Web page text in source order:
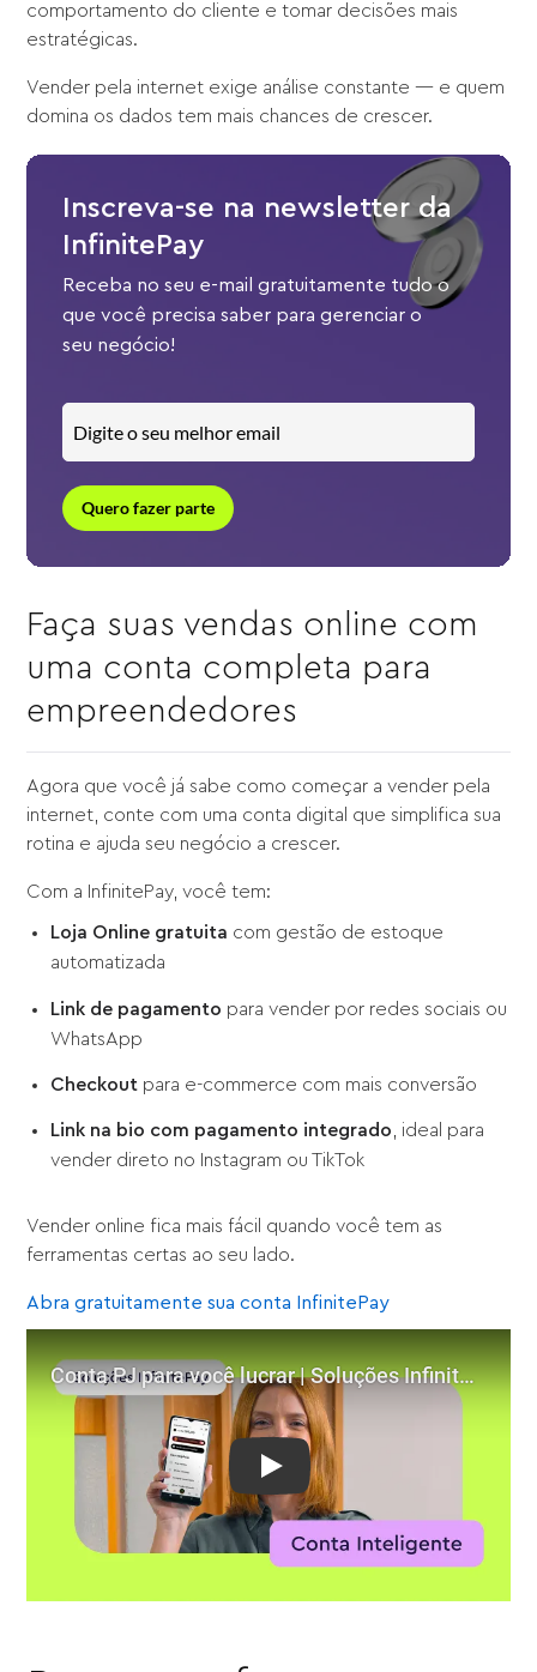
comportamento do cliente e tomar decisões mais
estratégicas.
Vender pela internet exige análise constante — e quem
domina os dados tem mais chances de crescer.
Inscreva-se na newsletter da
InfinitePay
Receba no seu e-mail gratuitamente tudo o
que você precisa saber para gerenciar o
seu negócio!
Quero fazer parte
Faça suas vendas online com
uma conta completa para
empreendedores
Agora que você já sabe como começar a vender pela
internet, conte com uma conta digital que simplifica sua
rotina e ajuda seu negócio a crescer.
Com a InfinitePay, você tem:
Loja Online gratuita com gestão de estoque
automatizada
Link de pagamento para vender por redes sociais ou
WhatsApp
Checkout para e-commerce com mais conversão
Link na bio com pagamento integrado, ideal para
vender direto no Instagram ou TikTok
Vender online fica mais fácil quando você tem as
ferramentas certas ao seu lado.
Abra gratuitamente sua conta InfinitePay
Play: Conta PJ para você